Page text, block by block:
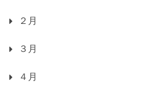
２月
３月
４月